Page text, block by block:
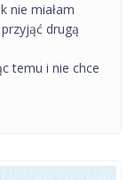
nie miałam
drugą
temu i nie chce